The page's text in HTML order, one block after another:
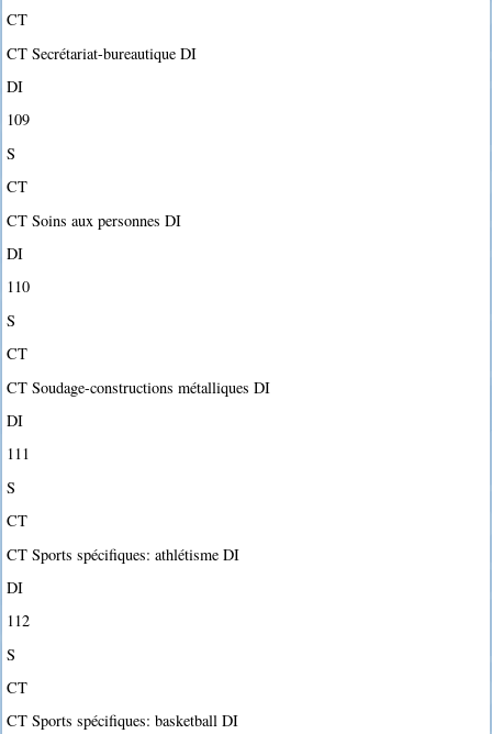
CT
CT Secrétariat-bureautique DI
DI
109
S
CT
CT Soins aux personnes DI
DI
110
S
CT
CT Soudage-constructions métalliques DI
DI
111
S
CT
CT Sports spécifiques: athlétisme DI
DI
112
S
CT
CT Sports spécifiques: basketball DI